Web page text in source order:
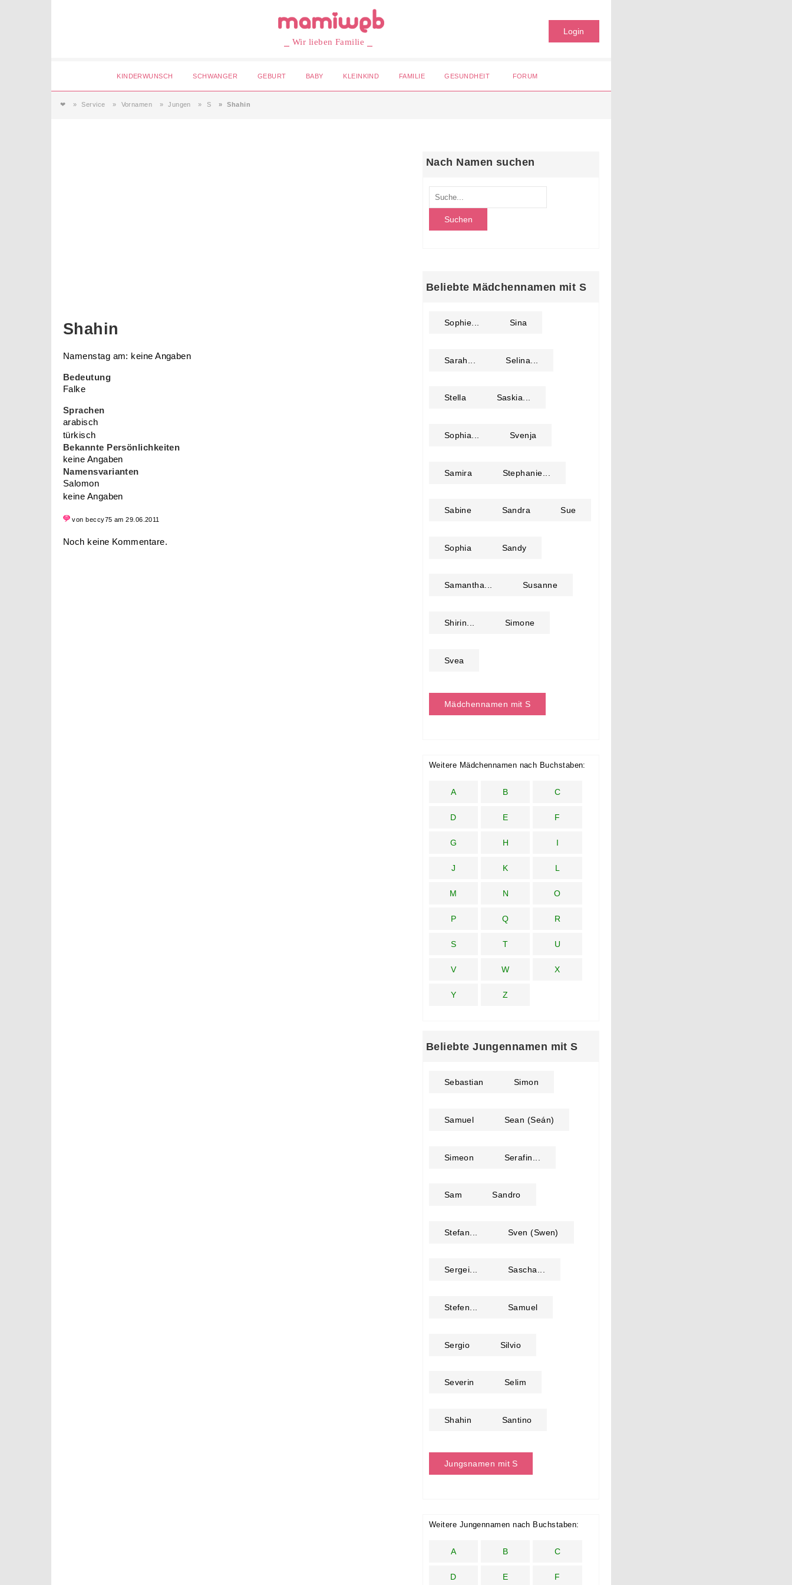
⎯ Wir lieben Familie ⎯
Login
KINDERWUNSCH SCHWANGER GEBURT BABY KLEINKIND FAMILIE GESUNDHEIT FORUM
❤ Service Vornamen Jungen S Shahin
Shahin
Namenstag am: keine Angaben
Bedeutung
Falke
Sprachen
arabisch
türkisch
Bekannte Persönlichkeiten
keine Angaben
Namensvarianten
Salomon
keine Angaben
von beccy75 am 29.06.2011
Noch keine Kommentare.
Nach Namen suchen
Beliebte Mädchennamen mit S
Sophie... Sina
Sarah... Selina...
Stella Saskia...
Sophia... Svenja
Samira Stephanie...
Sabine Sandra Sue
Sophia Sandy
Samantha... Susanne
Shirin... Simone
Svea
Mädchennamen mit S
Weitere Mädchennamen nach Buchstaben:
A B C
D E F
G H I
J K L
M N O
P Q R
S T U
V W X
Y Z
Beliebte Jungennamen mit S
Sebastian Simon
Samuel Sean (Seán)
Simeon Serafin...
Sam Sandro
Stefan... Sven (Swen)
Sergei... Sascha...
Stefen... Samuel
Sergio Silvio
Severin Selim
Shahin Santino
Jungsnamen mit S
Weitere Jungennamen nach Buchstaben:
A B C
D E F